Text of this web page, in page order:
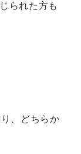
られた方も
、どちらか